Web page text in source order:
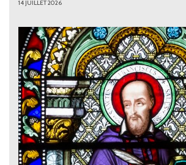
14 JUILLET 2026